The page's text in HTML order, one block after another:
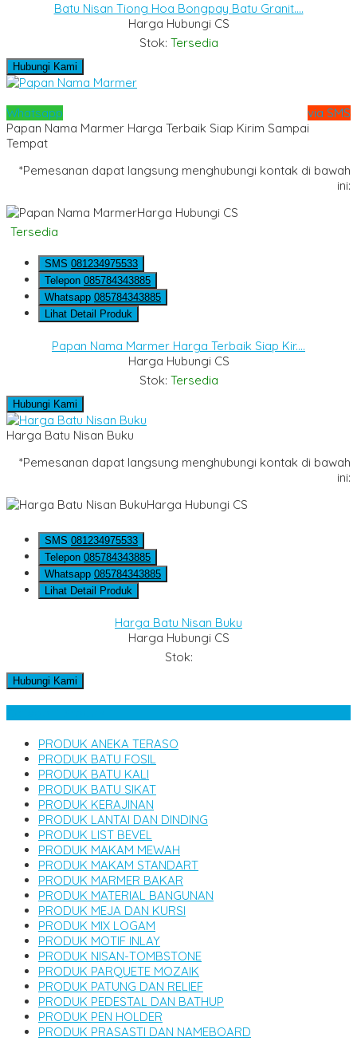
Batu Nisan Tiong Hoa Bongpay Batu Granit....
Harga Hubungi CS
Stok: Tersedia
Hubungi Kami
Whatsapp
via SMS
Papan Nama Marmer Harga Terbaik Siap Kirim Sampai
Tempat
*Pemesanan dapat langsung menghubungi kontak di bawah
ini:
Harga Hubungi CS
Tersedia
SMS 081234975533
Telepon 085784343885
Whatsapp 085784343885
Lihat Detail Produk
Papan Nama Marmer Harga Terbaik Siap Kir....
Harga Hubungi CS
Stok: Tersedia
Hubungi Kami
Harga Batu Nisan Buku
*Pemesanan dapat langsung menghubungi kontak di bawah
ini:
Harga Hubungi CS
SMS 081234975533
Telepon 085784343885
Whatsapp 085784343885
Lihat Detail Produk
Harga Batu Nisan Buku
Harga Hubungi CS
Stok:
Hubungi Kami
PRODUK ANEKA TERASO
PRODUK BATU FOSIL
PRODUK BATU KALI
PRODUK BATU SIKAT
PRODUK KERAJINAN
PRODUK LANTAI DAN DINDING
PRODUK LIST BEVEL
PRODUK MAKAM MEWAH
PRODUK MAKAM STANDART
PRODUK MARMER BAKAR
PRODUK MATERIAL BANGUNAN
PRODUK MEJA DAN KURSI
PRODUK MIX LOGAM
PRODUK MOTIF INLAY
PRODUK NISAN-TOMBSTONE
PRODUK PARQUETE MOZAIK
PRODUK PATUNG DAN RELIEF
PRODUK PEDESTAL DAN BATHUP
PRODUK PEN HOLDER
PRODUK PRASASTI DAN NAMEBOARD